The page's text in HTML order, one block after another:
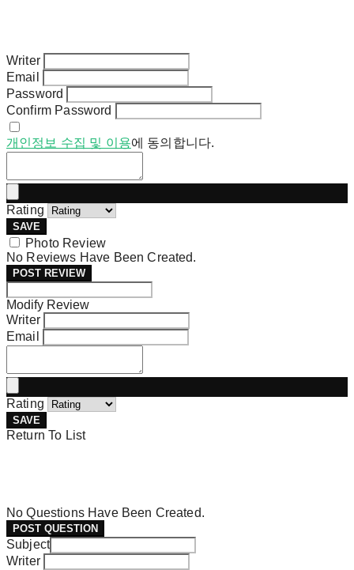
Writer
Email
Password
Confirm Password
개인정보 수집 및 이용에 동의합니다.
Rating
SAVE
Photo Review
No Reviews Have Been Created.
POST REVIEW
Modify Review
Writer
Email
Rating
SAVE
Return To List
No Questions Have Been Created.
POST QUESTION
Subject
Writer